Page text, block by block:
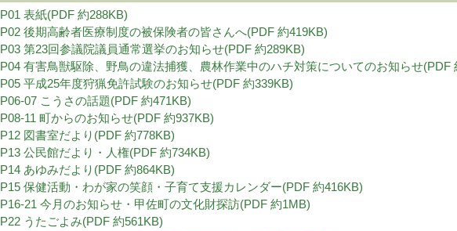
P01 表紙(PDF 約288KB)
P02 後期高齢者医療制度の被保険者の皆さんへ(PDF 約419KB)
P03 第23回参議院議員通常選挙のお知らせ(PDF 約289KB)
P04 有害鳥獣駆除、野鳥の違法捕獲、農林作業中のハチ対策についてのお知らせ(PDF
P05 平成25年度狩猟免許試験のお知らせ(PDF 約339KB)
P06-07 こうさの話題(PDF 約471KB)
P08-11 町からのお知らせ(PDF 約937KB)
P12 図書室だより(PDF 約778KB)
P13 公民館だより・人権(PDF 約734KB)
P14 あゆみだより(PDF 約864KB)
P15 保健活動・わが家の笑顔・子育て支援カレンダー(PDF 約416KB)
P16-21 今月のお知らせ・甲佐町の文化財探訪(PDF 約1MB)
P22 うたごよみ(PDF 約561KB)